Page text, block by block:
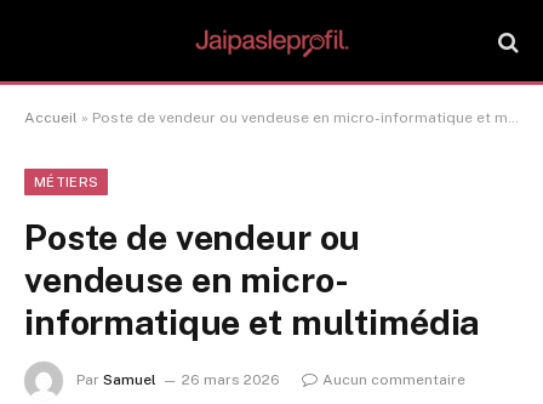
Accueil » Poste de vendeur ou vendeuse en micro-informatique et multimédia
MÉTIERS
Poste de vendeur ou
vendeuse en micro-
informatique et multimédia
Par Samuel 26 mars 2026
Aucun commentaire